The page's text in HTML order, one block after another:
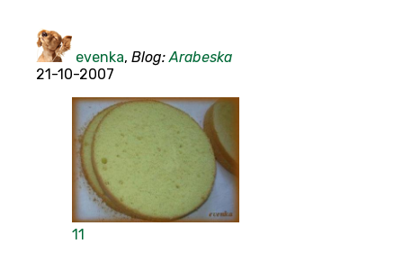
evenka, Blog: Arabeska
21-10-2007
11